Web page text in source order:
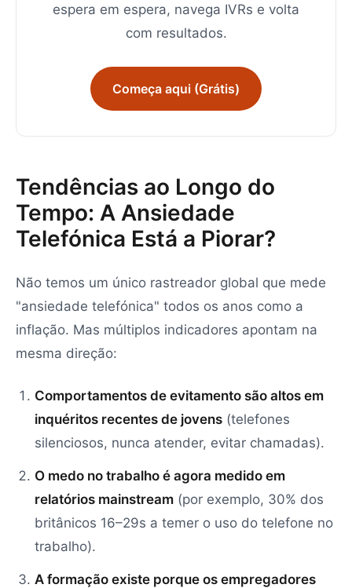
espera em espera, navega IVRs e volta
com resultados.
Começa aqui (Grátis)
Tendências ao Longo do
Tempo: A Ansiedade
Telefónica Está a Piorar?
Não temos um único rastreador global que mede
"ansiedade telefónica" todos os anos como a
inflação. Mas múltiplos indicadores apontam na
mesma direção:
Comportamentos de evitamento são altos em
inquéritos recentes de jovens (telefones
silenciosos, nunca atender, evitar chamadas).
O medo no trabalho é agora medido em
relatórios mainstream (por exemplo, 30% dos
britânicos 16–29s a temer o uso do telefone no
trabalho).
A formação existe porque os empregadores